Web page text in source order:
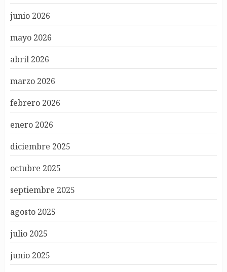
junio 2026
mayo 2026
abril 2026
marzo 2026
febrero 2026
enero 2026
diciembre 2025
octubre 2025
septiembre 2025
agosto 2025
julio 2025
junio 2025